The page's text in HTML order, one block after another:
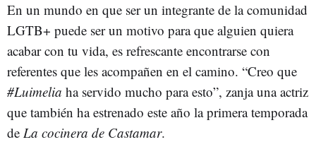
En un mundo en que ser un integrante de la comunidad
LGTB+ puede ser un motivo para que alguien quiera
acabar con tu vida, es refrescante encontrarse con
referentes que les acompañen en el camino. “Creo que
#Luimelia ha servido mucho para esto”, zanja una actriz
que también ha estrenado este año la primera temporada
de La cocinera de Castamar.